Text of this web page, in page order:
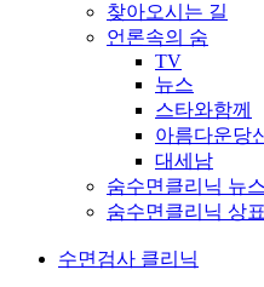
찾아오시는 길
언론속의 숨
TV
뉴스
스타와함께
아름다운당
대세남
숨수면클리닉 뉴스
숨수면클리닉 상
수면검사 클리닉